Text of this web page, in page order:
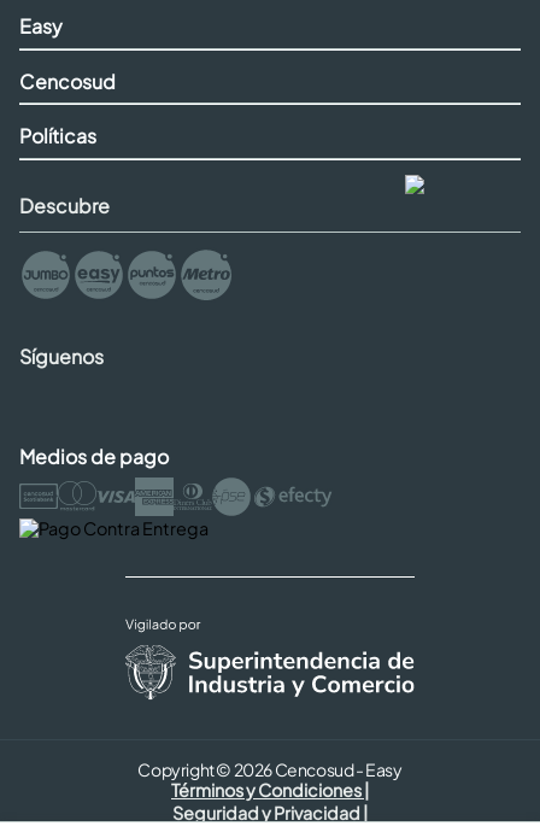
Easy
Cencosud
Políticas
Descubre
Síguenos
Medios de pago
Copyright © 2026 Cencosud - Easy
Términos y Condiciones |
Seguridad y Privacidad |